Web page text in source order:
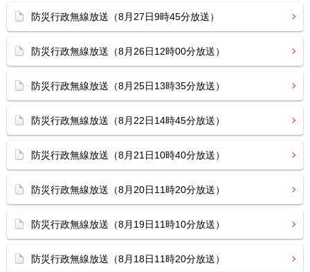
防災行政無線放送（8月27日9時45分放送）
防災行政無線放送（8月26日12時00分放送）
防災行政無線放送（8月25日13時35分放送）
防災行政無線放送（8月22日14時45分放送）
防災行政無線放送（8月21日10時40分放送）
防災行政無線放送（8月20日11時20分放送）
防災行政無線放送（8月19日11時10分放送）
防災行政無線放送（8月18日11時20分放送）